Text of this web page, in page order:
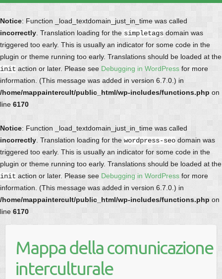
Notice: Function _load_textdomain_just_in_time was called
incorrectly . Translation loading for the simpletags domain was
triggered too early. This is usually an indicator for some code in the
plugin or theme running too early. Translations should be loaded at the
init action or later. Please see Debugging in WordPress for more
information. (This message was added in version 6.7.0.) in
/home/mappaintercult/public_html/wp-includes/functions.php on
line 6170
Notice: Function _load_textdomain_just_in_time was called
incorrectly . Translation loading for the wordpress-seo domain was
triggered too early. This is usually an indicator for some code in the
plugin or theme running too early. Translations should be loaded at the
init action or later. Please see Debugging in WordPress for more
information. (This message was added in version 6.7.0.) in
/home/mappaintercult/public_html/wp-includes/functions.php on
line 6170
Mappa della comunicazione
interculturale